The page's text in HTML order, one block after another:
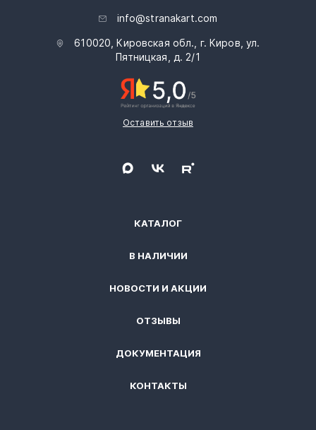
КАТАЛОГ
В НАЛИЧИИ
НОВОСТИ И АКЦИИ
ОТЗЫВЫ
ДОКУМЕНТАЦИЯ
КОНТАКТЫ
info@stranakart.com
610020, Кировская обл., г. Киров, ул.
Пятницкая, д. 2/1
Оставить отзыв